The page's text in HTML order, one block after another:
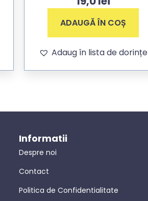
ADAUGĂ ÎN COȘ
Adaug în lista de dorințe
Informatii
Despre noi
Contact
Politica de Confidentialitate